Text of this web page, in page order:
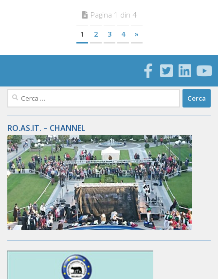
Pagina 1 din 4
1 2 3 4 »
Ricerca
RO.AS.IT. – CHANNEL